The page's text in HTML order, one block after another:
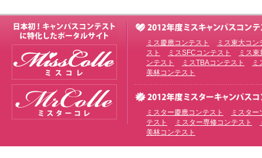
ミス慶應コンテスト
ミス東大コン
スト
ミスSFCコンテスト
ミス
ンテスト
ミスTBAコンテスト
ミ
美林コンテスト
ミスター慶應コンテスト
ミスタ
テスト
ミスター専修コンテスト
美林コンテスト